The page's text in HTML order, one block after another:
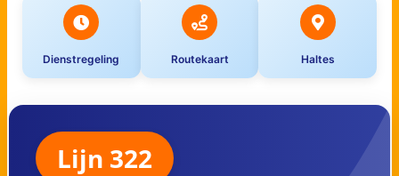
Dienstregeling Routekaart Haltes
Lijn 322